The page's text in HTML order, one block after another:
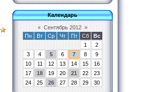
Календарь
« Сентябрь 2012 »
Пн
Вт Ср Чт Пт Сб
Вс
1
2
3
4 5 6 7 8
9
10
11 12 13 14 15
16
17
18 19 20 21 22
23
24
25 26 27 28 29 30